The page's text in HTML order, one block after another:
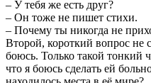
‒ У тебя же есть друг?
‒ Он тоже не пишет стихи.
‒ Почему ты никогда не
Второй, короткий вопрос не
боюсь. Только такой тонкий
что я боюсь сделать ей